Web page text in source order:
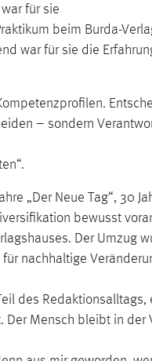
für sie
beim Burda-
war für sie die
– sondern
„Der Neue Tag“, 30
bewusst
Der Umzug
nachhaltige
des Redaktionsalltags,
Der Mensch bleibt in